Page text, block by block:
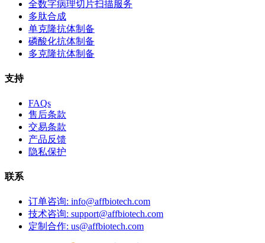
全数字病理切片扫描服务
多肽合成
单克隆抗体制备
磷酸化抗体制备
多克隆抗体制备
支持
FAQs
售后条款
交易条款
产品反馈
隐私保护
联系
订单咨询: info@affbiotech.com
技术咨询: support@affbiotech.com
定制合作: us@affbiotech.com